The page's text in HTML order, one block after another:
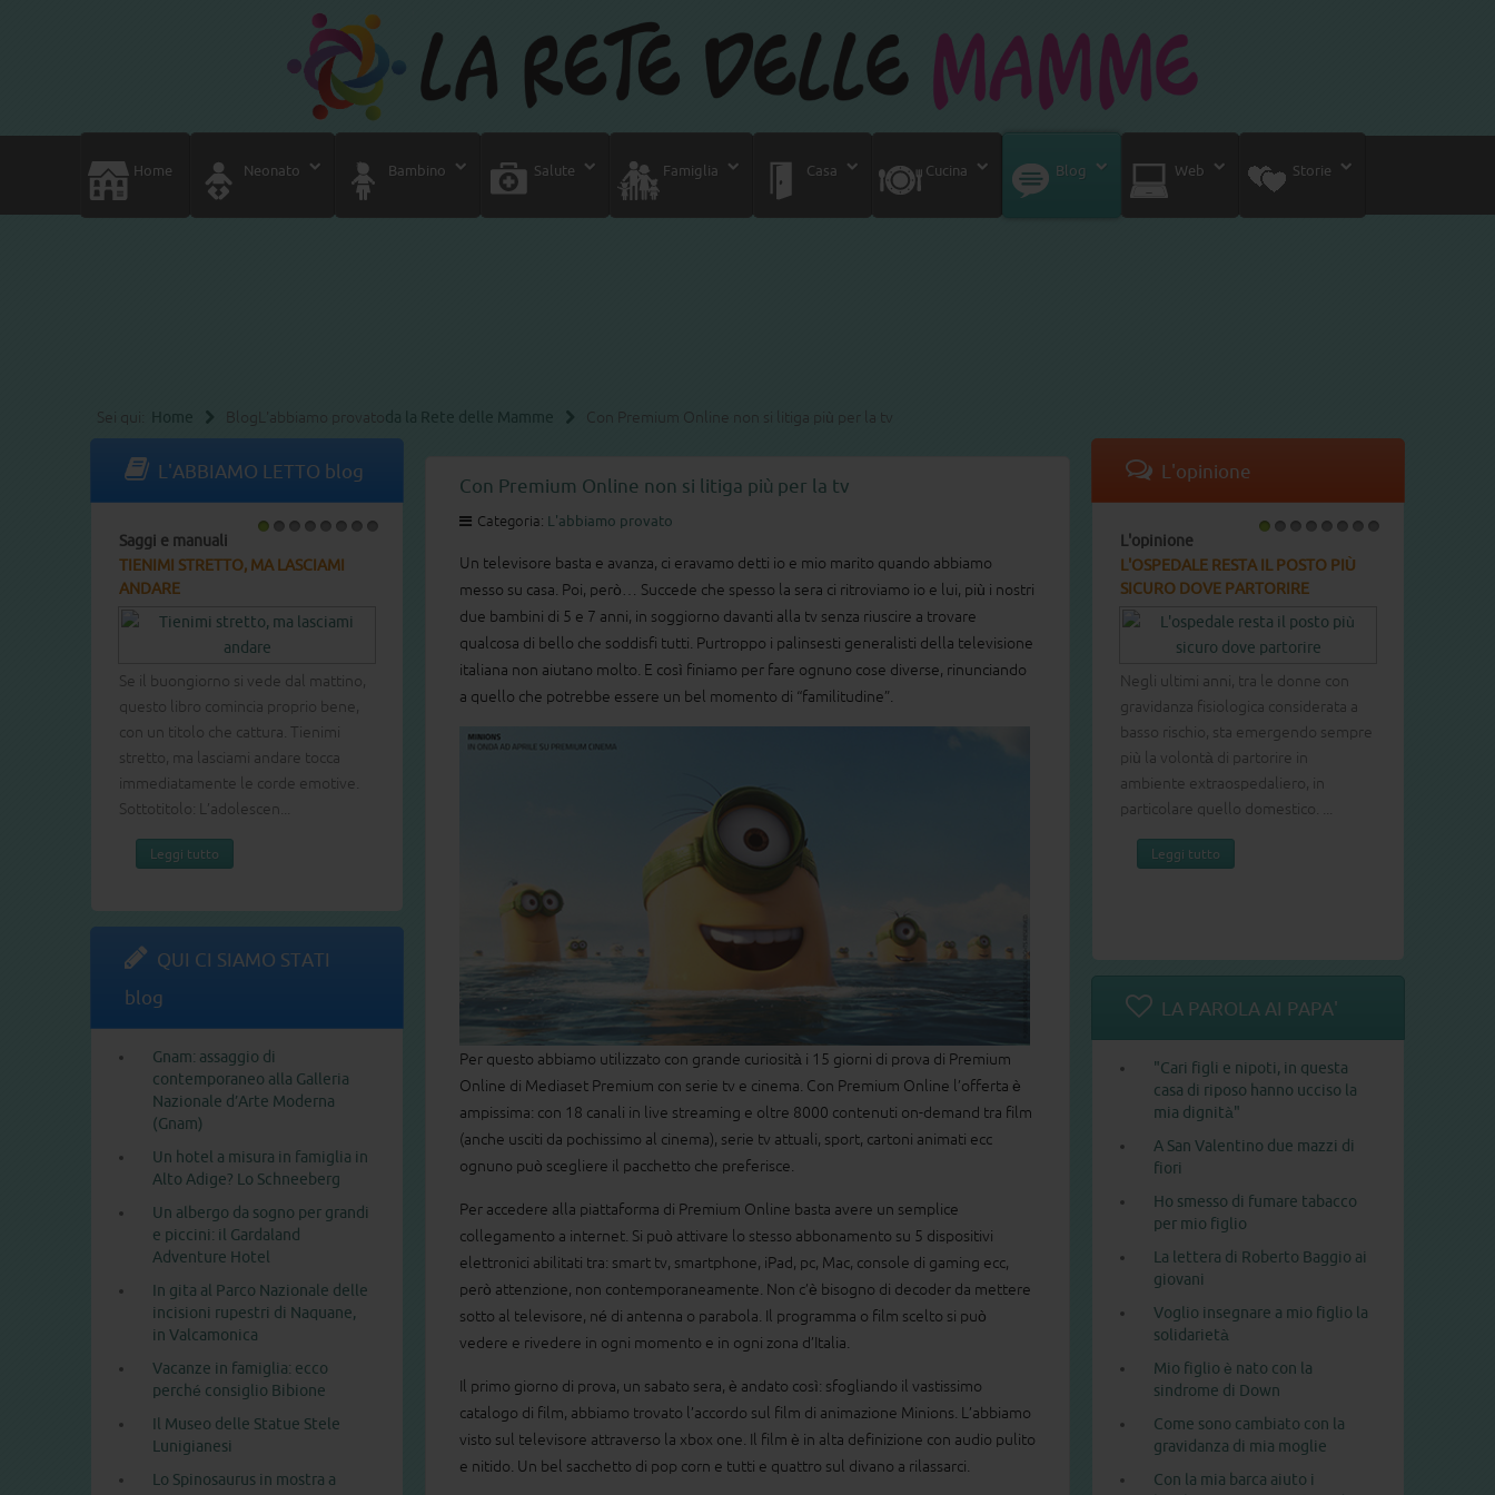
Home Neonato Bambino Salute Famiglia Casa Cucina Blog Web Storie
Sei qui: Home Blog L'abbiamo provato da la Rete delle Mamme Con Premium Online non si litiga più per la tv
Con Premium Online non si litiga più per la tv
Categoria: L'abbiamo provato
Un televisore basta e avanza, ci eravamo detti io e mio marito quando abbiamo
messo su casa. Poi, però… Succede che spesso la sera ci ritroviamo io e lui, più i nostri
due bambini di 5 e 7 anni, in soggiorno davanti alla tv senza riuscire a trovare
qualcosa di bello che soddisfi tutti. Purtroppo i palinsesti generalisti della televisione
italiana non aiutano molto. E così finiamo per fare ognuno cose diverse, rinunciando
a quello che potrebbe essere un bel momento di “familitudine”.
Per questo abbiamo utilizzato con grande curiosità i 15 giorni di prova di Premium
Online di Mediaset Premium con serie tv e cinema. Con Premium Online l’offerta è
ampissima: con 18 canali in live streaming e oltre 8000 contenuti on-demand tra film
(anche usciti da pochissimo al cinema), serie tv attuali, sport, cartoni animati ecc
ognuno può scegliere il pacchetto che preferisce.
Per accedere alla piattaforma di Premium Online basta avere un semplice
collegamento a internet. Si può attivare lo stesso abbonamento su 5 dispositivi
elettronici abilitati tra: smart tv, smartphone, iPad, pc, Mac, console di gaming ecc,
però attenzione, non contemporaneamente. Non c’è bisogno di decoder da mettere
sotto al televisore, né di antenna o parabola. Il programma o film scelto si può
vedere e rivedere in ogni momento e in ogni zona d’Italia.
Il primo giorno di prova, un sabato sera, è andato così: sfogliando il vastissimo
catalogo di film, abbiamo trovato l’accordo sul film di animazione Minions. L’abbiamo
visto sul televisore attraverso la xbox one. Il film è in alta definizione con audio pulito
e nitido. Un bel sacchetto di pop corn e tutti e quattro sul divano a rilassarci.
L'ABBIAMO LETTO blog
Saggi e manuali
TIENIMI STRETTO, MA LASCIAMI
Se il buongiorno si vede dal mattino,
questo libro comincia proprio bene,
con un titolo che cattura. Tienimi
stretto, ma lasciami andare tocca
immediatamente le corde emotive.
Sottotitolo: L’adolescen...
LA MIA MAMMA E IL DRAGO
Come si può spiegare a un bambino
malattia cattiva cattiva contro cui
combattere? Un tumore al seno.
Tacere è una tentazione, ma non è
certo la soluzione, perché i p...
QUI CI SIAMO STATI
blog
Gnam: assaggio di
contemporaneo alla Galleria
Nazionale d’Arte Moderna
(Gnam)
Un hotel a misura in famiglia in
Alto Adige? Lo Schneeberg
Un albergo da sogno per grandi
e piccini: il Gardaland
Adventure Hotel
In gita al Parco Nazionale delle
incisioni rupestri di Naquane,
in Valcamonica
Vacanze in famiglia: ecco
perché consiglio Bibione
Il Museo delle Statue Stele
Lunigianesi
Lo Spinosaurus in mostra a
L'opinione
L'opinione
L'OSPEDALE RESTA IL POSTO PIÙ
SICURO DOVE PARTORIRE
Negli ultimi anni, tra le donne con
gravidanza fisiologica considerata a
basso rischio, sta emergendo sempre
più la volontà di partorire in
ambiente extraospedaliero, in
particolare quello domestico. ...
Leggi tutto
PERCHÉ È COSÌ
Abbiamo chiesto
LA PAROLA AI PAPA'
"Cari figli e nipoti, in questa
casa di riposo hanno ucciso la
mia dignità"
A San Valentino due mazzi di
fiori
Ho smesso di fumare tabacco
per mio figlio
La lettera di Roberto Baggio ai
giovani
Voglio insegnare a mio figlio la
solidarietà
Mio figlio è nato con la
sindrome di Down
Come sono cambiato con la
gravidanza di mia moglie
Con la mia barca aiuto i